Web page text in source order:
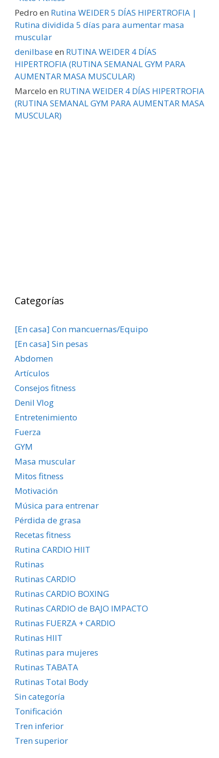
Pedro en Rutina WEIDER 5 DÍAS HIPERTROFIA |
Rutina dividida 5 días para aumentar masa
muscular
denilbaseen RUTINA WEIDER 4 DÍAS
HIPERTROFIA (RUTINA SEMANAL GYM PARA
AUMENTAR MASA MUSCULAR)
Marcelo en RUTINA WEIDER 4 DÍAS HIPERTROFIA
(RUTINA SEMANAL GYM PARA AUMENTAR MASA
MUSCULAR)
Categorías
[En casa] Con mancuernas/Equipo
[En casa] Sin pesas
Abdomen
Artículos
Consejos fitness
Denil Vlog
Entretenimiento
Fuerza
GYM
Masa muscular
Mitos fitness
Motivación
Música para entrenar
Pérdida de grasa
Recetas fitness
Rutina CARDIO HIIT
Rutinas
Rutinas CARDIO
Rutinas CARDIO BOXING
Rutinas CARDIO de BAJO IMPACTO
Rutinas FUERZA + CARDIO
Rutinas HIIT
Rutinas para mujeres
Rutinas TABATA
Rutinas Total Body
Sin categoría
Tonificación
Tren inferior
Tren superior